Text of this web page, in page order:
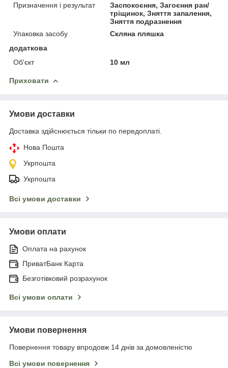
Призначення і результат
Заспокоєння, Загоєння ран/
тріщинок, Зняття запалення,
Зняття подразнення
Упаковка засобу
Скляна пляшка
додаткова
Об'єкт
10 мл
Приховати
Умови доставки
Доставка здійснюється тільки по передоплаті.
Нова Пошта
Укрпошта
Укрпошта
Всі умови доставки
Умови оплати
Оплата на рахунок
ПриватБанк Карта
Безготівковий розрахунок
Всі умови оплати
Умови повернення
Повернення товару впродовж 14 днів за домовленістю
Всі умови повернення